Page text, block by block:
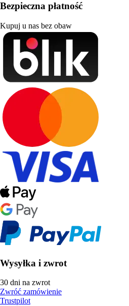
Bezpieczna płatność
Kupuj u nas bez obaw
Wysyłka i zwrot
30 dni na zwrot
Zwróć zamówienie
Trustpilot